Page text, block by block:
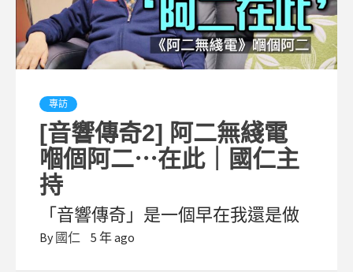
專訪
[音響傳奇2] 阿二無綫電
嗰個阿二⋯在此｜國仁主
持
「音響傳奇」是一個早在我還是做
By 國仁 5 年 ago